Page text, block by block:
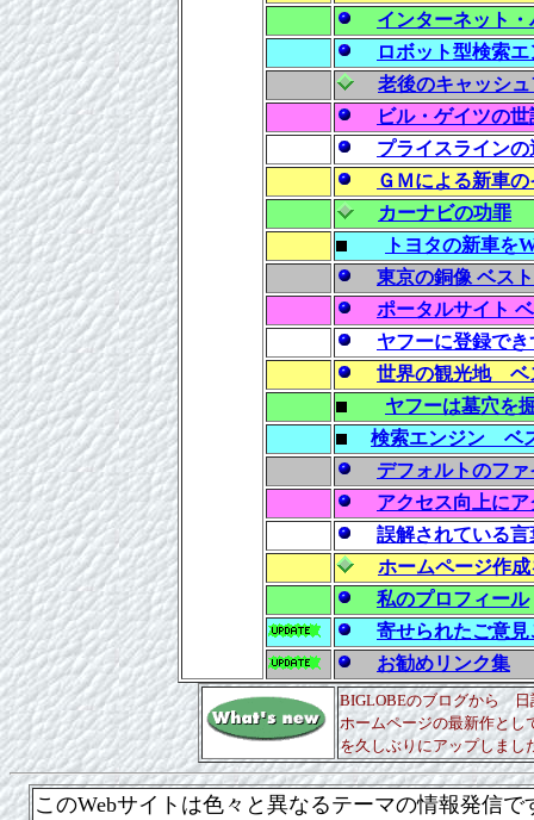
インターネット
ロボット型検索
老後のキャッシ
ビル・ゲイツの
プライスライン
ＧＭによる新車
カーナビの功罪
トヨタの新車を
東京の銅像 ベス
ポータルサイト
ヤフーに登録で
世界の観光地 ベ
ヤフーは墓穴を
検索エンジン ベ
デフォルトのフ
アクセス向上に
誤解されている
ホームページ作
私のプロフィール
寄せられたご意
お勧めリンク集
BIGLOBEのブログから 日
ホームページの最新作と
を久しぶりにアップしま
このWebサイトは色々と異なるテーマの情報発信